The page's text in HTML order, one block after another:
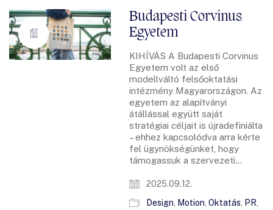
Budapesti Corvinus
Egyetem
KIHÍVÁS A Budapesti Corvinus
Egyetem volt az első
modellváltó felsőoktatási
intézmény Magyarországon. Az
egyetem az alapítványi
átállással együtt saját
stratégiai céljait is újradefiniálta
– ehhez kapcsolódva arra kérte
fel ügynökségünket, hogy
támogassuk a szervezeti…
2025.09.12.
Design
Motion ,Oktatás PR